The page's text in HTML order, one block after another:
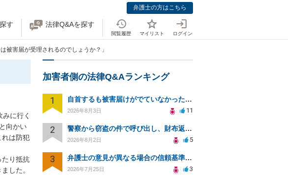
弁護士の方はこちら
す 法律Q&Aを探す
閲覧履歴 マイリスト ログイン
被害届が受理されるのでしょうか？」
に行く
向かい
れは防犯
たり抵抗
した。
加害者側の法律Q&Aランキング
1 自首するも被害届けがでていなかった場合
2026年8月3日 11
2 警察から窃盗の件で呼び出し、財布返却で自首すべきか？
2026年8月2日 5
3 弁護士の意見が異なる場合の信頼基準について教えてください
2026年7月25日 3